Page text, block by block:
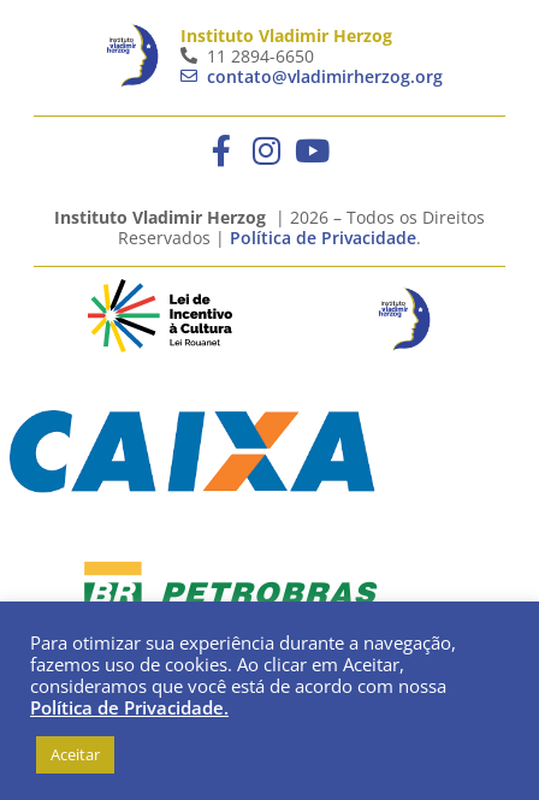
Instituto Vladimir Herzog
11 2894-6650
contato@vladimirherzog.org
Instituto Vladimir Herzog | 2026 – Todos os Direitos
Reservados | Política de Privacidade.
Para otimizar sua experiência durante a navegação,
fazemos uso de cookies. Ao clicar em Aceitar,
consideramos que você está de acordo com nossa
Política de Privacidade.
Aceitar